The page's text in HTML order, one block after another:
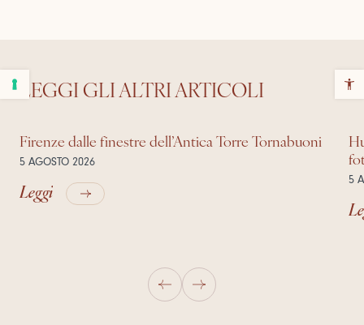
LEGGI GLI ALTRI ARTICOLI
Firenze dalle finestre dell’Antica Torre Tornabuoni
5 AGOSTO 2026
Leggi 5